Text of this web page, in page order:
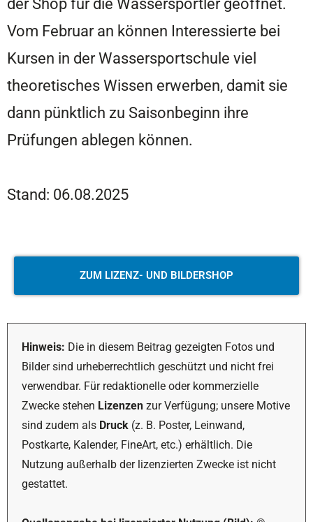
Vom Februar an können Interessierte bei
Kursen in der Wassersportschule viel
theoretisches Wissen erwerben, damit sie
dann pünktlich zu Saisonbeginn ihre
Prüfungen ablegen können.
Stand: 06.08.2025
ZUM LIZENZ- UND BILDERSHOP
Hinweis: Die in diesem Beitrag gezeigten Fotos und
Bilder sind urheberrechtlich geschützt und nicht frei
verwendbar. Für redaktionelle oder kommerzielle
Zwecke stehen Lizenzen zur Verfügung; unsere Motive
sind zudem als Druck (z. B. Poster, Leinwand,
Postkarte, Kalender, FineArt, etc.) erhältlich. Die
Nutzung außerhalb der lizenzierten Zwecke ist nicht
gestattet.